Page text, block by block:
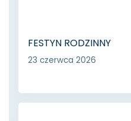
FESTYN RODZINNY
23 czerwca 2026